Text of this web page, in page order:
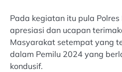
Pada kegiatan itu pula
apresiasi dan ucapan
Masyarakat setempat yang
dalam Pemilu 2024 yang
kondusif.